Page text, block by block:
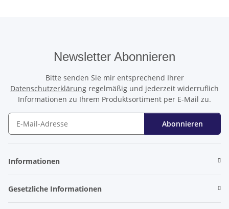
Newsletter Abonnieren
Bitte senden Sie mir entsprechend Ihrer
Datenschutzerklärung regelmäßig und jederzeit widerruflich
Informationen zu Ihrem Produktsortiment per E-Mail zu.
Abonnieren
Informationen
Gesetzliche Informationen